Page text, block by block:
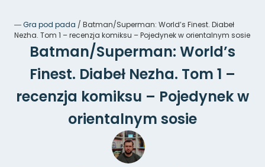
―Gra pod pada / Batman/Superman: World’s Finest. Diabeł
Nezha. Tom 1 – recenzja komiksu – Pojedynek w orientalnym sosie
Batman/Superman: World’s
Finest. Diabeł Nezha. Tom 1 –
recenzja komiksu – Pojedynek w
orientalnym sosie